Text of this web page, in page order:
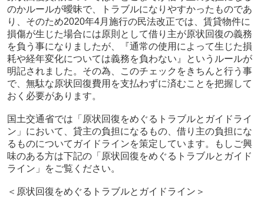
のかルールが曖昧で、トラブルになりやすかったものであ
り、そのため2020年4月施行の民法改正では、賃貸物件に
損傷が生じた場合には原則として借り主が原状回復の義務
を負う事になりましたが、『通常の使用によって生じた損
耗や経年変化については義務を負わない』というルールが
明記されました。その為、このチェックをきちんと行う事
で、無駄な原状回復費用を支払わずに済むことを把握して
おく必要があります。
国土交通省では「原状回復をめぐるトラブルとガイドライ
ン」において、貸主の負担になるもの、借り主の負担にな
るものについてガイドラインを策定しています。もしご興
味のある方は下記の「原状回復をめぐるトラブルとガイド
ライン」をご覧ください。
＜原状回復をめぐるトラブルとガイドライン＞